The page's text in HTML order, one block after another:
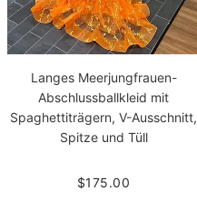
Langes Meerjungfrauen-
Abschlussballkleid mit
Spaghettiträgern, V-Ausschnitt,
Spitze und Tüll
$175.00